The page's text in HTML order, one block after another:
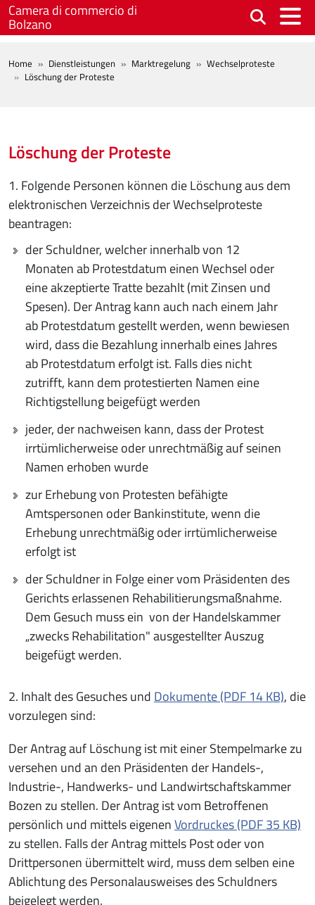
Skip to main content
Camera di commercio di
Bolzano
BREADCRUMB
Home Dienstleistungen Marktregelung
Wechselproteste
Löschung der Proteste
Löschung der Proteste
1. Folgende Personen können die Löschung aus dem
elektronischen Verzeichnis der Wechselproteste
beantragen:
der Schuldner, welcher innerhalb von 12
Monaten ab Protestdatum einen Wechsel oder
eine akzeptierte Tratte bezahlt (mit Zinsen und
Spesen). Der Antrag kann auch nach einem Jahr
ab Protestdatum gestellt werden, wenn bewiesen
wird, dass die Bezahlung innerhalb eines Jahres
ab Protestdatum erfolgt ist. Falls dies nicht
zutrifft, kann dem protestierten Namen eine
Richtigstellung beigefügt werden
jeder, der nachweisen kann, dass der Protest
irrtümlicherweise oder unrechtmäßig auf seinen
Namen erhoben wurde
zur Erhebung von Protesten befähigte
Amtspersonen oder Bankinstitute, wenn die
Erhebung unrechtmäßig oder irrtümlicherweise
erfolgt ist
der Schuldner in Folge einer vom Präsidenten des
Gerichts erlassenen Rehabilitierungsmaßnahme.
Dem Gesuch muss ein von der Handelskammer
„zwecks Rehabilitation" ausgestellter Auszug
beigefügt werden.
2. Inhalt des Gesuches und Dokumente (PDF 14 KB), die
vorzulegen sind:
Der Antrag auf Löschung ist mit einer Stempelmarke zu
versehen und an den Präsidenten der Handels-,
Industrie-, Handwerks- und Landwirtschaftskammer
Bozen zu stellen. Der Antrag ist vom Betroffenen
persönlich und mittels eigenenVordruckes (PDF 35 KB)
zu stellen. Falls der Antrag mittels Post oder von
Drittpersonen übermittelt wird, muss dem selben eine
Ablichtung des Personalausweises des Schuldners
beigelegt werden.